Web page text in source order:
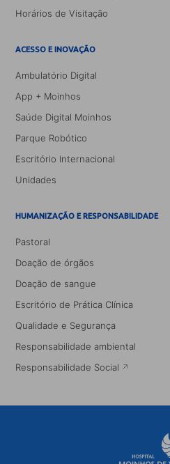
Horários de Visitação
ACESSO E INOVAÇÃO
Ambulatório Digital
App + Moinhos
Saúde Digital Moinhos
Parque Robótico
Escritório Internacional
Unidades
HUMANIZAÇÃO E RESPONSABILIDADE
Pastoral
Doação de órgãos
Doação de sangue
Escritório de Prática Clínica
Qualidade e Segurança
Responsabilidade ambiental
Responsabilidade Social